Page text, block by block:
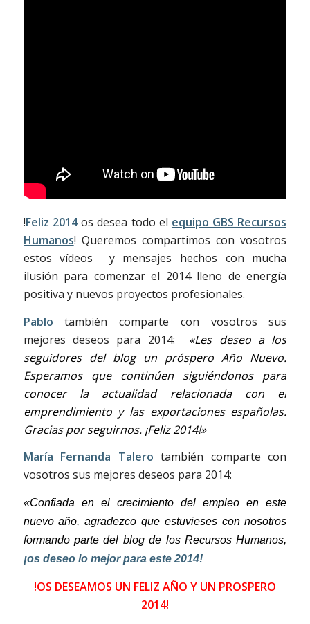
!Feliz 2014os desea todo el equipo GBS Recursos
Humanos! Queremos compartimos con vosotros
estos vídeos y mensajes hechos con mucha
ilusión para comenzar el 2014 lleno de energía
positiva y nuevos proyectos profesionales.
Pablo también comparte con vosotros sus
mejores deseos para 2014: «Les deseo a los
seguidores del blog un próspero Año Nuevo.
Esperamos que continúen siguiéndonos para
conocer la actualidad relacionada con el
emprendimiento y las exportaciones españolas.
Gracias por seguirnos. ¡Feliz 2014!»
María Fernanda Talero también comparte con
vosotros sus mejores deseos para 2014:
«Confiada en el crecimiento del empleo en este
nuevo año, agradezco que estuvieses con nosotros
formando parte del blog de los Recursos Humanos,
¡os deseo lo mejor para este 2014!
!OS DESEAMOS UN FELIZ AÑO Y UN PROSPERO
2014!